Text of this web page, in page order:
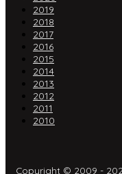
2019
2018
2017
2016
2015
2014
2013
2012
2011
2010
Copyright © 2009 -